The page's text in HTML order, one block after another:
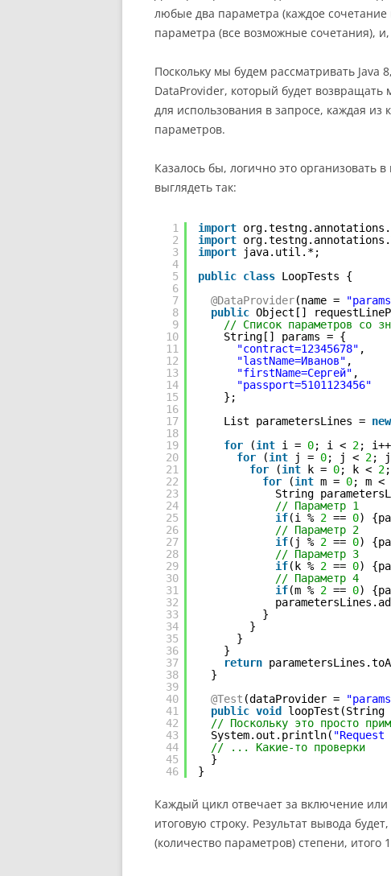
любые два параметра (каждое
параметра (все возможные сочетания),
Поскольку мы будем рассматривать Java
DataProvider, который будет
для использования в запросе, каждая
параметров.
Казалось бы, логично это организовать
выглядеть так:
1
2
3
4
5
6
7
8
9
10
11
12
13
14
15
16
17
18
19
20
21
22
23
24
25
26
27
28
29
30
31
32
33
34
35
36
37
38
39
40
41
42
43
44
45
46
import
import
import
java.util.*;
public class LoopTests {
@DataProvider(name =
public Object[]
// Список параметров со
String[] params = {
"contract=12345678" ,
"lastName=Иванов" ,
"firstName=Сергей" ,
"passport=5101123456"
};
List parametersLines = new
for
(int i = 0; i < 2;
for
(int j = 0; j < 2;
for
(int k = 0; k < 2
for
(int m = 0; m <
String
// Параметр 1
if(i % 2 == 0)
// Параметр 2
if(j % 2 == 0)
// Параметр 3
if(k % 2 == 0)
// Параметр 4
if(m % 2 == 0)
}
}
}
}
return
}
@Test (dataProvider =
public void
loopTest(String
// Поскольку это просто
System.out.println(
// ... Какие-то проверки
}
}
Каждый цикл отвечает за включение
итоговую строку. Результат вывода
(количество параметров) степени,